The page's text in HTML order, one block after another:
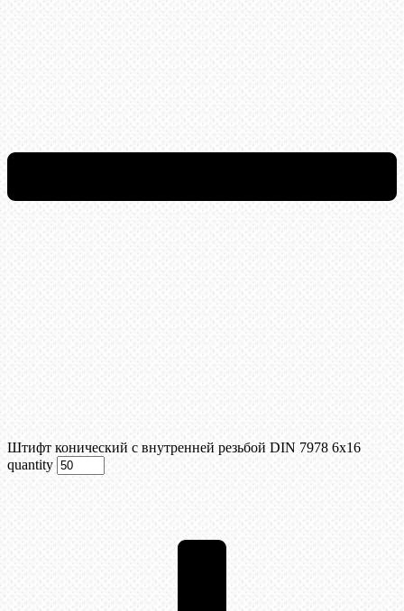
Штифт конический с внутренней резьбой DIN 7978 6х16
quantity